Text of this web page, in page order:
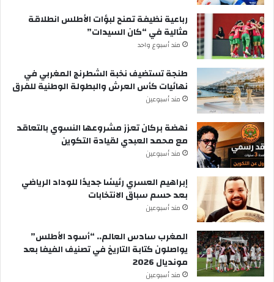
رباعية نظيفة تمنح لبؤات الأطلس انطلاقة
مثالية في “كان السيدات”
مند أسبوع واحد
طنجة تستضيف نخبة الشطرنج المغربي في
نهائيات كأس العرش والبطولة الوطنية للفرق
مند أسبوعين
نهضة بركان تعزز مشروعها النسوي بالتعاقد
مع محمد العبدي لقيادة التكوين
مند أسبوعين
إبراهيم العسري رئيسًا جديدًا للوداد الرياضي
بعد حسم سباق الانتخابات
مند أسبوعين
المغرب سادس العالم.. “أسود الأطلس”
يواصلون كتابة التاريخ في تصنيف الفيفا بعد
مونديال 2026
مند أسبوعين